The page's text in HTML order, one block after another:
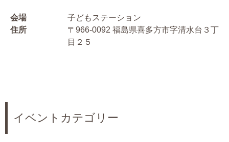
会場
子どもステーション
住所
〒966-0092 福島県喜多方市字清水台３丁
目２５
イベントカテゴリー